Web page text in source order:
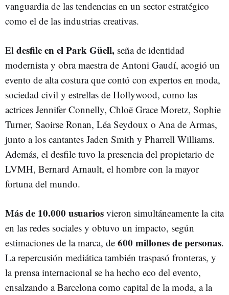
vanguardia de las tendencias en un sector estratégico
como el de las industrias creativas.
El desfile en el Park Güell, seña de identidad
modernista y obra maestra de Antoni Gaudí, acogió un
evento de alta costura que contó con expertos en moda,
sociedad civil y estrellas de Hollywood, como las
actrices Jennifer Connelly, Chloë Grace Moretz, Sophie
Turner, Saoirse Ronan, Léa Seydoux o Ana de Armas,
junto a los cantantes Jaden Smith y Pharrell Williams.
Además, el desfile tuvo la presencia del propietario de
LVMH, Bernard Arnault, el hombre con la mayor
fortuna del mundo.
Más de 10.000 usuarios vieron simultáneamente la cita
en las redes sociales y obtuvo un impacto, según
estimaciones de la marca, de 600 millones de personas.
La repercusión mediática también traspasó fronteras, y
la prensa internacional se ha hecho eco del evento,
ensalzando a Barcelona como capital de la moda, a la